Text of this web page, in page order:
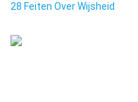
28 Feiten Over Wijsheid